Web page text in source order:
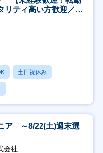
リティ高い方歓迎／土
土日祝休み
ア ～8/22(土)週末選
会社